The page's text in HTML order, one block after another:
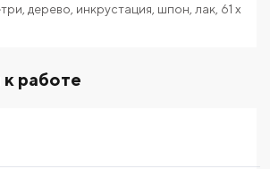
дерево инкрустация шпон лак 61 x
работе